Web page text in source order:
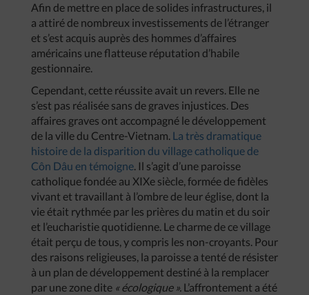
Afin de mettre en place de solides infrastructures, il
a attiré de nombreux investissements de l’étranger
et s’est acquis auprès des hommes d’affaires
américains une flatteuse réputation d’habile
gestionnaire.
Cependant, cette réussite avait un revers. Elle ne
s’est pas réalisée sans de graves injustices. Des
affaires graves ont accompagné le développement
de la ville du Centre-Vietnam. La très dramatique
histoire de la disparition du village catholique de
Côn Dâu en témoigne. Il s’agit d’une paroisse
catholique fondée au XIXe siècle, formée de fidèles
vivant et travaillant à l’ombre de leur église, dont la
vie était rythmée par les prières du matin et du soir
et l’eucharistie quotidienne. Le charme de ce village
était perçu de tous, y compris les non-croyants. Pour
des raisons religieuses, la paroisse a tenté de résister
à un plan de développement destiné à la remplacer
par une zone dite « écologique ». L’affrontement a été